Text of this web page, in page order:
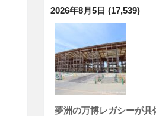
2026年8月5日 (17,539)
夢洲の万博レガシーが具